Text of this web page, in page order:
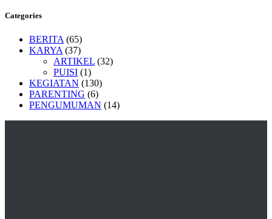
Categories
BERITA (65)
KARYA (37)
ARTIKEL (32)
PUISI (1)
KEGIATAN (130)
PARENTING (6)
PENGUMUMAN (14)